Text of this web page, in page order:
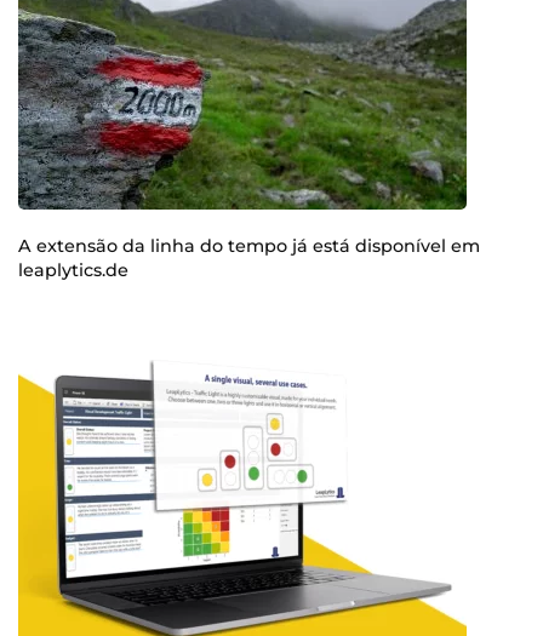
A extensão da linha do tempo já está disponível em
leaplytics.de